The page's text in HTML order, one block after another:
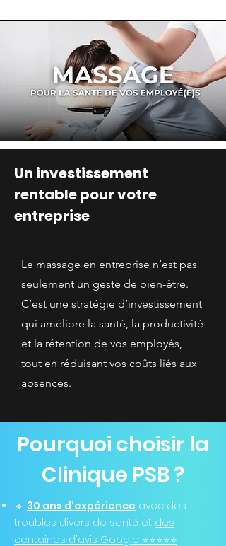
Un investissement
rentable pour votre
entreprise
Le massage en entreprise n’est pas
seulement un geste de bien-être.
C’est une stratégie d’investissement
qui améliore la santé, la productivité
et la rétention de vos employés,
tout en réduisant vos coûts liés aux
absences.
Pourquoi choisir la
Clinique PSB ?
🔹 30 ans d’expérience avec des
troubles divers de santé et des
centaines d'avis Google ⭐️⭐️⭐️⭐️⭐️